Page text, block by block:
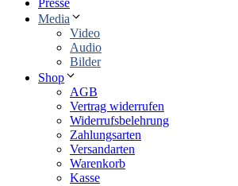
Presse
Media
Video
Audio
Bilder
Shop
AGB
Vertrag widerrufen
Widerrufsbelehrung
Zahlungsarten
Versandarten
Warenkorb
Kasse